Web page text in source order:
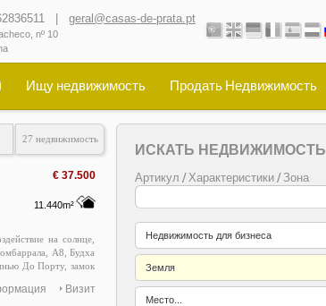
| geral@casas-de-prata.pt
nº 10
Ищу недвижимость
Продать Недвижимость
ИСКАТЬ НЕДВИЖИМОСТЬ
Артикул / Характеристики / Зона
Недвижимость для бизнеса
Земля
Место...
27 недвижимость
€ 37.500
11.440m²
на солнце,
А8, Будха
До Порту, замок
262836511;
Визит